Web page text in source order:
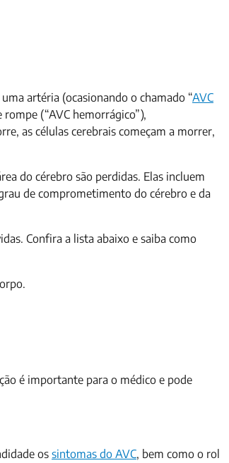
artéria (ocasionando o chamado “AVC
(“AVC hemorrágico”),
as células cerebrais começam a morrer,
do cérebro são perdidas. Elas incluem
de comprometimento do cérebro e da
Confira a lista abaixo e saiba como
é importante para o médico e pode
os sintomas do AVC, bem como o rol